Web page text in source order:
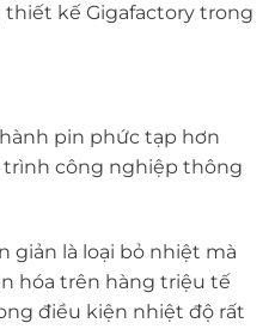
kế Gigafactory trong
pin phức tạp hơn
trình công nghiệp thông
giản là loại bỏ nhiệt mà
hóa trên hàng triệu tế
điều kiện nhiệt độ rất